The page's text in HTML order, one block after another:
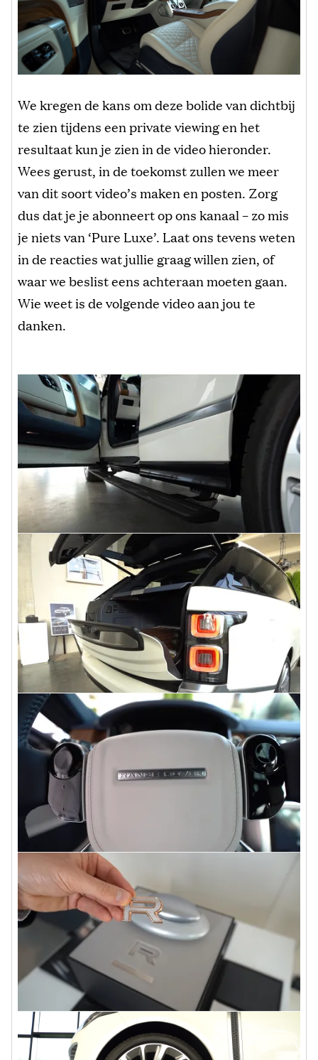
We kregen de kans om deze bolide van dichtbij
te zien tijdens een private viewing en het
resultaat kun je zien in de video hieronder.
Wees gerust, in de toekomst zullen we meer
van dit soort video’s maken en posten. Zorg
dus dat je je abonneert op ons kanaal – zo mis
je niets van ‘Pure Luxe’. Laat ons tevens weten
in de reacties wat jullie graag willen zien, of
waar we beslist eens achteraan moeten gaan.
Wie weet is de volgende video aan jou te
danken.